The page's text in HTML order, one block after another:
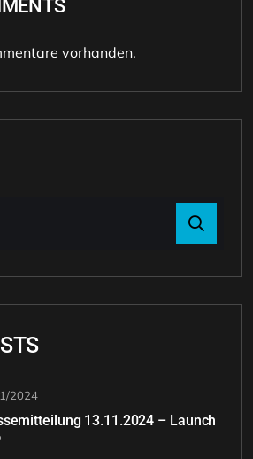
vorhanden.
2024
13.11.2024 – Launch